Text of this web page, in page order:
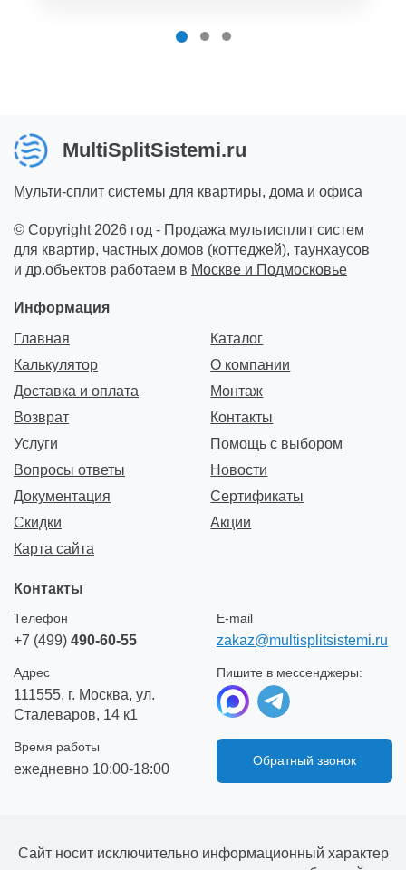
MultiSplitSistemi.ru
Мульти-сплит системы для квартиры, дома и офиса
© Copyright 2026 год - Продажа мультисплит систем
для квартир, частных домов (коттеджей), таунхаусов
и др.объектов работаем в Москве и Подмосковье
Информация
Главная
Каталог
Калькулятор
О компании
Доставка и оплата
Монтаж
Возврат
Контакты
Услуги
Помощь с выбором
Вопросы ответы
Новости
Документация
Сертификаты
Скидки
Акции
Карта сайта
Контакты
Телефон
+7 (499) 490-60-55
E-mail
zakaz@multisplitsistemi.ru
Адрес
111555, г. Москва, ул.
Сталеваров, 14 к1
Пишите в мессенджеры:
Время работы
ежедневно 10:00-18:00
Обратный звонок
Сайт носит исключительно информационный характер